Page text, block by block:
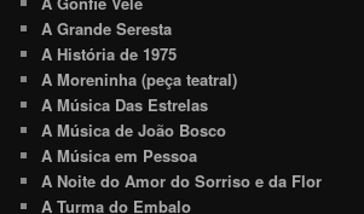
A Grande Seresta
A História de 1975
A Moreninha (peça teatral)
A Música Das Estrelas
A Música de João Bosco
A Música em Pessoa
A Noite do Amor do Sorriso e da Flor
A Turma do Embalo